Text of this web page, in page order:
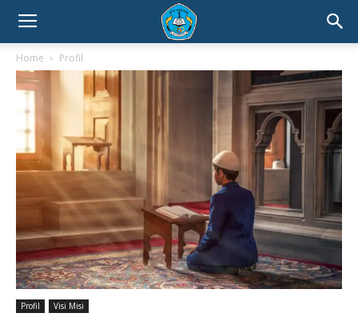
Home Profil
Profil Visi Misi